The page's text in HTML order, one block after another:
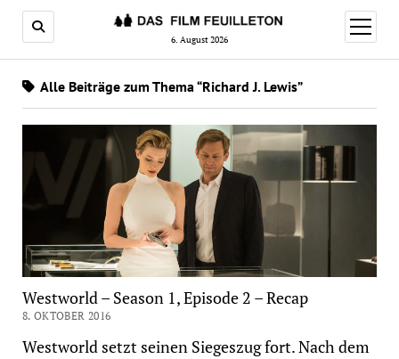
6. August 2026
Menü
öffnen
Alle Beiträge zum Thema “Richard J. Lewis”
Westworld – Season 1, Episode 2 – Recap
8. OKTOBER 2016
Westworld setzt seinen Siegeszug fort. Nach dem